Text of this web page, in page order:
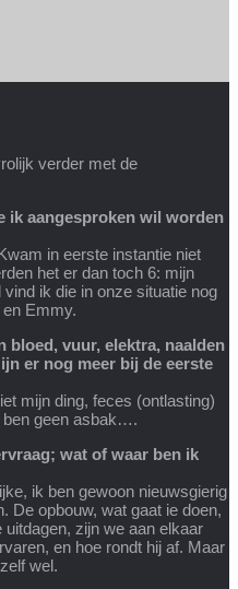
verder met de
ik aangesproken wil worden
in eerste instantie niet
het er dan toch 6: mijn
ik die in onze situatie nog
Emmy.
bloed, vuur, elektra, naalden
er nog meer bij de eerste
mijn ding, feces (ontlasting)
ben geen asbak….
wat of waar ben ik
ik ben gewoon nieuwsgierig
De opbouw, wat gaat ie doen,
zijn we aan elkaar
en hoe rondt hij af. Maar
wel.